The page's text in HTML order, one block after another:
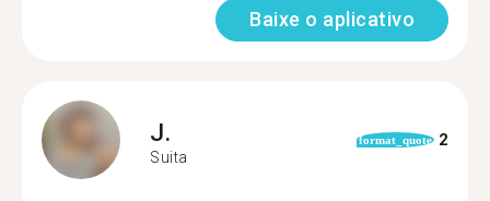
Baixe o aplicativo
J.
Suita
format_quote 2